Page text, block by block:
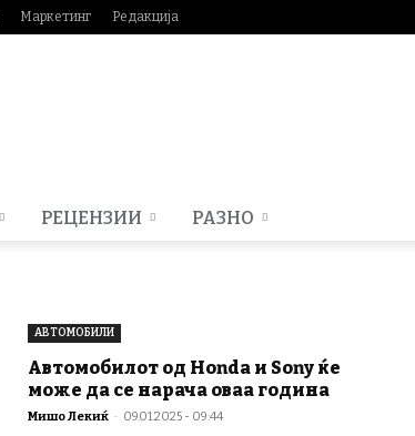
Маркетинг Редакција
РЕЦЕНЗИИ РАЗНО
АВТОМОБИЛИ
Автомобилот од Honda и Sony ќе
може да се нарача оваа година
Мишо Лекиќ - 09.01.2025 - 09:44